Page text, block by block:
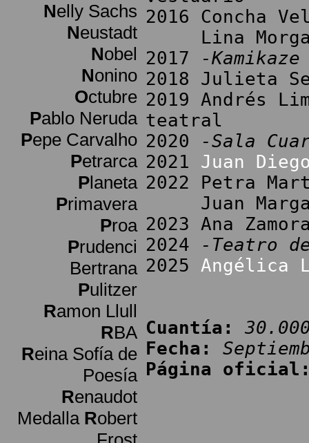
Nelly Sachs
Neustadt
Nobel
Nonino
Octubre
Pablo Neruda
Pepe Carvalho
Petrarca
Planeta
Primavera
Proa
Prudenci
Bertrana
Pulitzer
Ramon Llull
RBA
Reina Sofía de
Poesía
Renaudot
Medalla Robert
2016 Concha
Lina Morgan
2017
-
2018 Julieta
2019 Andrés
teatral
2020
-Sala
2021 Juan
2022 Petra
Juan
2023 Ana
2024
-Teatro
2025 Angélica
Cuantía:
Fecha:
Página